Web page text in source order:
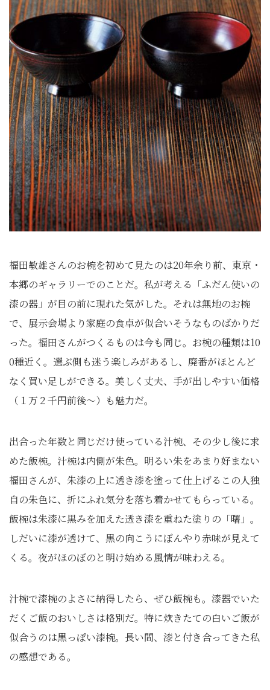
福田敏雄さんのお椀を初めて見たのは20年余り前、東京・
本郷のギャラリーでのことだ。私が考える「ふだん使いの
漆の器」が目の前に現れた気がした。それは無地のお椀
で、展示会場より家庭の食卓が似合いそうなものばかりだ
った。福田さんがつくるものは今も同じ。お椀の種類は10
0種近く。選ぶ側も迷う楽しみがあるし、廃番がほとんど
なく買い足しができる。美しく丈夫、手が出しやすい価格
（１万２千円前後～）も魅力だ。
出合った年数と同じだけ使っている汁椀、その少し後に求
めた飯椀。汁椀は内側が朱色。明るい朱をあまり好まない
福田さんが、朱漆の上に透き漆を塗って仕上げるこの人独
自の朱色に、折にふれ気分を落ち着かせてもらっている。
飯椀は朱漆に黒みを加えた透き漆を重ねた塗りの「曙」。
しだいに漆が透けて、黒の向こうにぼんやり赤味が見えて
くる。夜がほのぼのと明け始める風情が味わえる。
汁椀で漆椀のよさに納得したら、ぜひ飯椀も。漆器でいた
だくご飯のおいしさは格別だ。特に炊きたての白いご飯が
似合うのは黒っぽい漆椀。長い間、漆と付き合ってきた私
の感想である。